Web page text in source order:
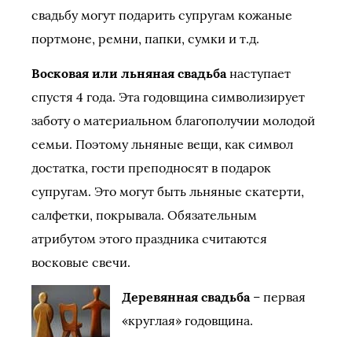
свадьбу могут подарить супругам кожаные
портмоне, ремни, папки, сумки и т.д.
Восковая или льняная свадьбанаступает
спустя 4 года. Эта годовщина символизирует
заботу о материальном благополучии молодой
семьи. Поэтому льняные вещи, как символ
достатка, гости преподносят в подарок
супругам. Это могут быть льняные скатерти,
салфетки, покрывала. Обязательным
атрибутом этого праздника считаются
восковые свечи.
Деревянная свадьба– первая
«круглая» годовщина.